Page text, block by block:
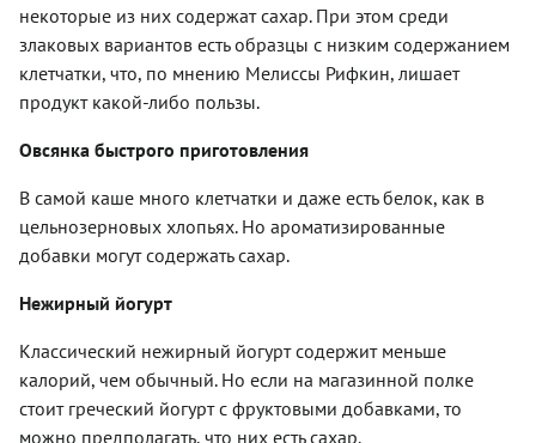
некоторые из них содержат сахар. При этом среди
злаковых вариантов есть образцы с низким содержанием
клетчатки, что, по мнению Мелиссы Рифкин, лишает
продукт какой-либо пользы.
Овсянка быстрого приготовления
В самой каше много клетчатки и даже есть белок, как в
цельнозерновых хлопьях. Но ароматизированные
добавки могут содержать сахар.
Нежирный йогурт
Классический нежирный йогурт содержит меньше
калорий, чем обычный. Но если на магазинной полке
стоит греческий йогурт с фруктовыми добавками, то
можно предполагать, что них есть сахар.